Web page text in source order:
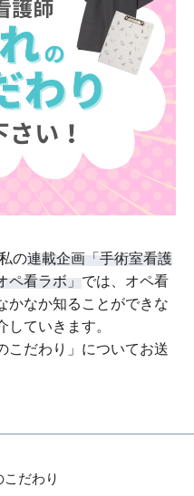
の連載企画「手術室看護
看ラボ」 では、オペ看
かなか知ることができな
ていきます。
こだわり」についてお送
だわり